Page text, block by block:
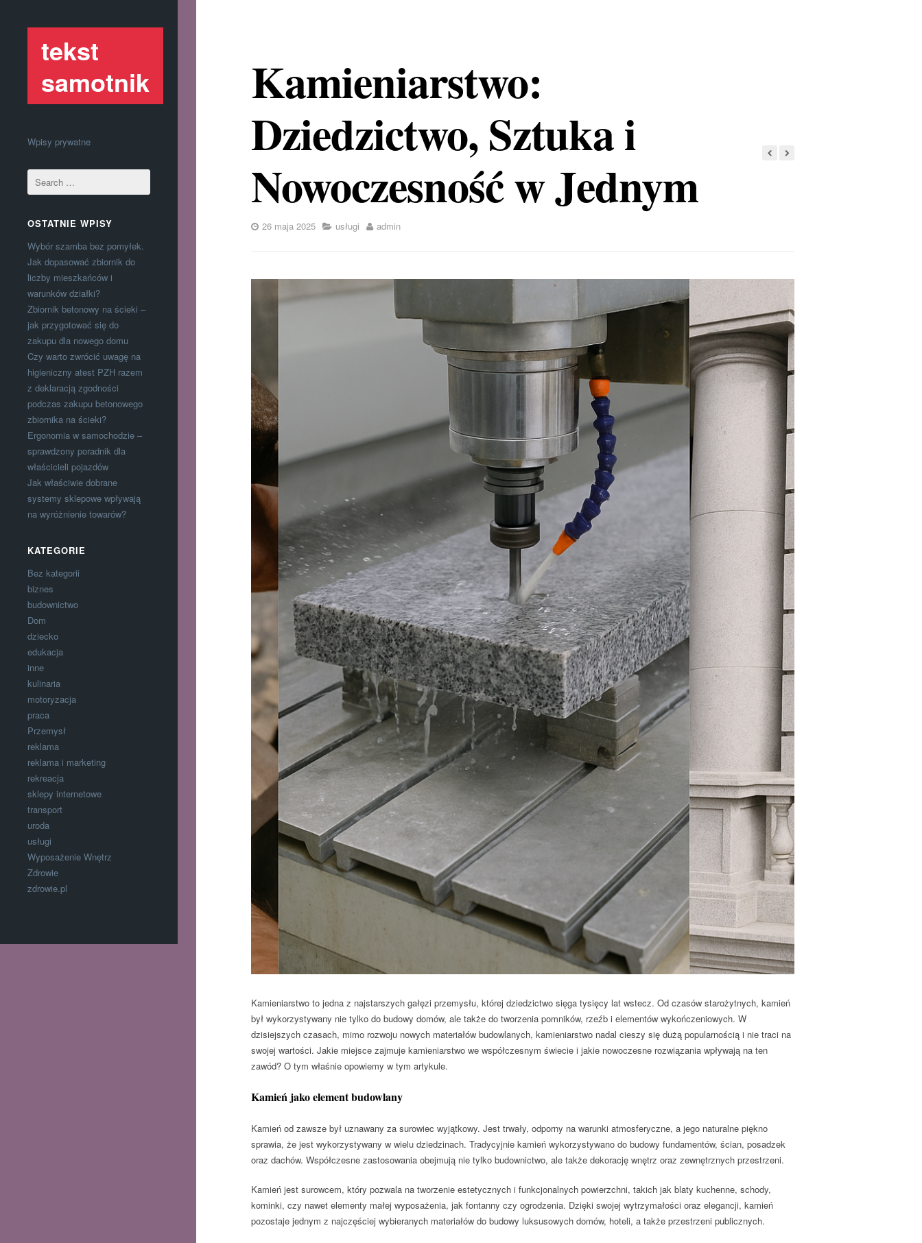
tekst
samotnik
Wpisy prywatne
OSTATNIE WPISY
Wybór szamba bez pomyłek.
Jak dopasować zbiornik do
liczby mieszkańców i
warunków działki?
Zbiornik betonowy na ścieki –
jak przygotować się do
zakupu dla nowego domu
Czy warto zwrócić uwagę na
higieniczny atest PZH razem
z deklaracją zgodności
podczas zakupu betonowego
zbiornika na ścieki?
Ergonomia w samochodzie –
sprawdzony poradnik dla
właścicieli pojazdów
Jak właściwie dobrane
systemy sklepowe wpływają
na wyróżnienie towarów?
KATEGORIE
Bez kategorii
biznes
budownictwo
Dom
dziecko
edukacja
inne
kulinaria
motoryzacja
praca
Przemysł
reklama
reklama i marketing
rekreacja
sklepy internetowe
transport
uroda
usługi
Wyposażenie Wnętrz
Zdrowie
zdrowie.pl
Kamieniarstwo:
Dziedzictwo, Sztuka i
Nowoczesność w Jednym
26 maja 2025 usługi admin
Kamieniarstwo to jedna z najstarszych gałęzi przemysłu, której dziedzictwo sięga tysięcy lat wstecz. Od czasów starożytnych, kamień
był wykorzystywany nie tylko do budowy domów, ale także do tworzenia pomników, rzeźb i elementów wykończeniowych. W
dzisiejszych czasach, mimo rozwoju nowych materiałów budowlanych, kamieniarstwo nadal cieszy się dużą popularnością i nie traci na
swojej wartości. Jakie miejsce zajmuje kamieniarstwo we współczesnym świecie i jakie nowoczesne rozwiązania wpływają na ten
zawód? O tym właśnie opowiemy w tym artykule.
Kamień jako element budowlany
Kamień od zawsze był uznawany za surowiec wyjątkowy. Jest trwały, odporny na warunki atmosferyczne, a jego naturalne piękno
sprawia, że jest wykorzystywany w wielu dziedzinach. Tradycyjnie kamień wykorzystywano do budowy fundamentów, ścian, posadzek
oraz dachów. Współczesne zastosowania obejmują nie tylko budownictwo, ale także dekorację wnętrz oraz zewnętrznych przestrzeni.
Kamień jest surowcem, który pozwala na tworzenie estetycznych i funkcjonalnych powierzchni, takich jak blaty kuchenne, schody,
kominki, czy nawet elementy małej wyposażenia, jak fontanny czy ogrodzenia. Dzięki swojej wytrzymałości oraz elegancji, kamień
pozostaje jednym z najczęściej wybieranych materiałów do budowy luksusowych domów, hoteli, a także przestrzeni publicznych.